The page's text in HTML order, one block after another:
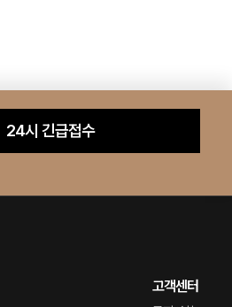
24시 긴급접수
고객센터